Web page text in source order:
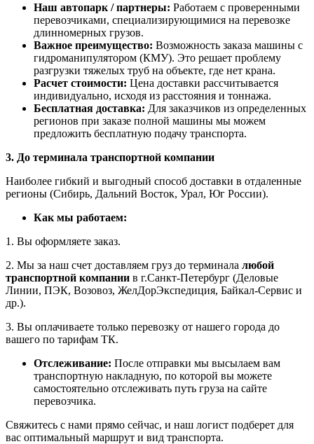
Наш автопарк / партнеры: Работаем с проверенными
перевозчиками, специализирующимися на перевозке
длинномерных грузов.
Важное преимущество: Возможность заказа машины с
гидроманипулятором (КМУ). Это решает проблему
разгрузки тяжелых труб на объекте, где нет крана.
Расчет стоимости: Цена доставки рассчитывается
индивидуально, исходя из расстояния и тоннажа.
Бесплатная доставка: Для заказчиков из определенных
регионов при заказе полной машины мы можем
предложить бесплатную подачу транспорта.
3. До терминала транспортной компании
Наиболее гибкий и выгодный способ доставки в отдаленные
регионы (Сибирь, Дальний Восток, Урал, Юг России).
Как мы работаем:
1. Вы оформляете заказ.
2. Мы за наш счет доставляем груз до терминала любой
транспортной компании в г.Санкт-Петербург (Деловые
Линии, ПЭК, Возовоз, ЖелДорЭкспедиция, Байкал-Сервис и
др.).
3. Вы оплачиваете только перевозку от нашего города до
вашего по тарифам ТК.
Отслеживание: После отправки мы высылаем вам
транспортную накладную, по которой вы можете
самостоятельно отслеживать путь груза на сайте
перевозчика.
Свяжитесь с нами прямо сейчас, и наш логист подберет для
вас оптимальный маршрут и вид транспорта.